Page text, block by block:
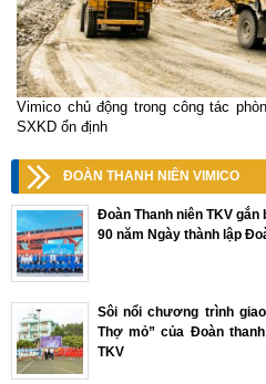
Vimico chủ động trong công tác
SXKD ổn định
ĐOÀN THANH NIÊN VIMICO
Đoàn Thanh niên TKV
90 năm Ngày thành lập
Sôi nổi chương trình
Thợ mỏ” của Đoàn
TKV